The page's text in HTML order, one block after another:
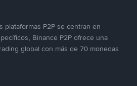
plataformas P2P se centran en
Binance P2P ofrece una
global con más de 70 monedas